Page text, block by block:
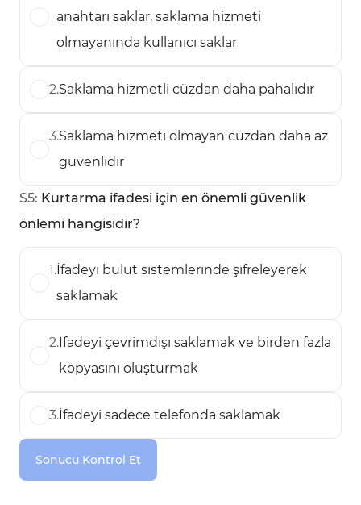
anahtarı saklar, saklama hizmeti
olmayanında kullanıcı saklar
2.Saklama hizmetli cüzdan daha pahalıdır
3.Saklama hizmeti olmayan cüzdan daha az
güvenlidir
S5: Kurtarma ifadesi için en önemli güvenlik
önlemi hangisidir?
1.İfadeyi bulut sistemlerinde şifreleyerek
saklamak
2.İfadeyi çevrimdışı saklamak ve birden fazla
kopyasını oluşturmak
3.İfadeyi sadece telefonda saklamak
Sonucu Kontrol Et